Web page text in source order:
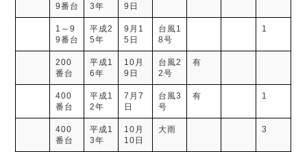
9番台
3年
9日
1～9
9番台
平成2
5年
9月1
5日
台風1
8号
1
200
番台
平成1
6年
10月
9日
台風2
2号
有
400
番台
平成1
2年
7月7
日
台風3
号
有 1
400
番台
平成1
3年
10月
10日
大雨 3